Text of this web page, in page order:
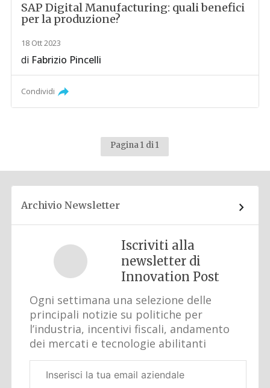
SAP Digital Manufacturing: quali benefici
per la produzione?
18 Ott 2023
di Fabrizio Pincelli
Condividi
Pagina 1 di 1
Archivio Newsletter
Iscriviti alla
newsletter di
Innovation Post
Ogni settimana una selezione delle
principali notizie su politiche per
l’industria, incentivi fiscali, andamento
dei mercati e tecnologie abilitanti
aziendale